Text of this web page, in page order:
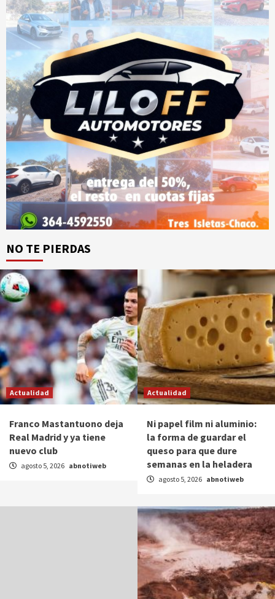
NO TE PIERDAS
Actualidad
Franco Mastantuono deja
Real Madrid y ya tiene
nuevo club
agosto 5, 2026 abnotiweb
Actualidad
Ni papel film ni aluminio:
la forma de guardar el
queso para que dure
semanas en la heladera
agosto 5, 2026 abnotiweb